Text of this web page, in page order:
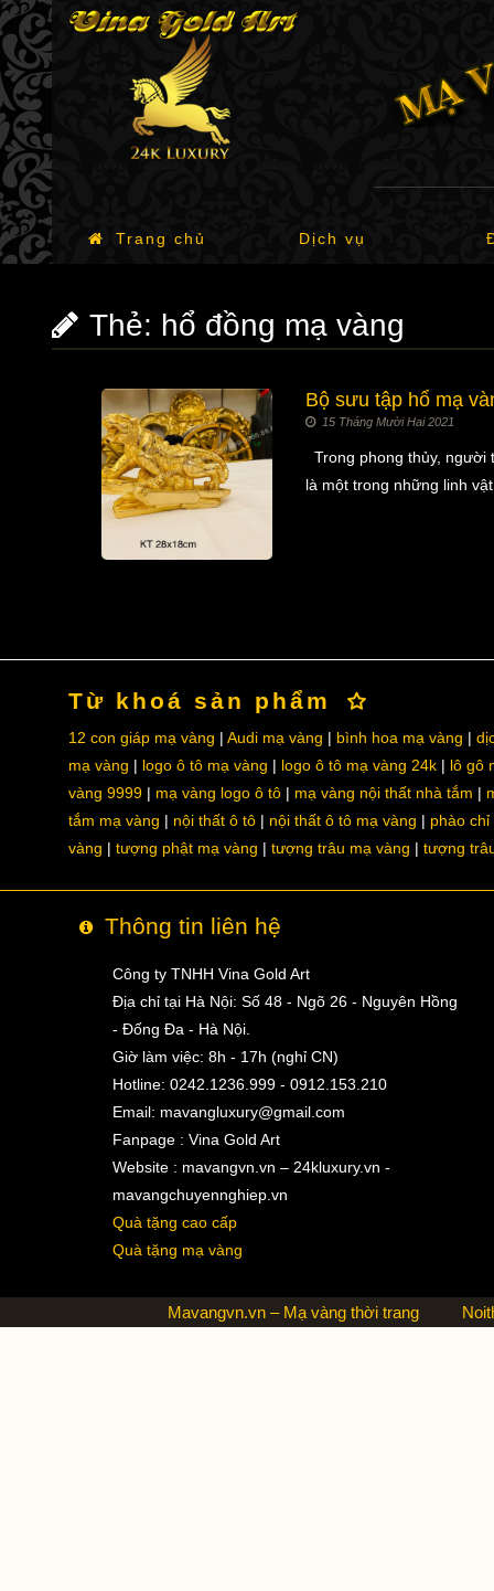
Trang chủ Dịch vụ
Thẻ: hổ đồng mạ vàng
Bộ sưu tập hổ mạ
15 Tháng Mười Hai 2021
Trong phong thủy, người
là một trong những linh
Từ khoá sản phẩm
12 con giáp mạ vàng Audi mạ vàng bình hoa mạ vàng
mạ vàng
logo ô tô mạ vàng logo ô tô mạ vàng 24k
lô gô
vàng 9999
mạ vàng logo ô tô mạ vàng nội thất nhà tắm
tắm mạ vàng
nội thất ô tô nội thất ô tô mạ vàng
phào chỉ
vàng
tượng phật mạ vàng tượng trâu mạ vàng tượng
Thông tin liên hệ
Công ty TNHH Vina Gold Art
Địa chỉ tại Hà Nội: Số 48 - Ngõ 26 - Nguyên Hồng
- Đống Đa - Hà Nội.
Giờ làm việc: 8h - 17h (nghỉ CN)
Hotline: 0242.1236.999 - 0912.153.210
Email: mavangluxury@gmail.com
Fanpage : Vina Gold Art
Website : mavangvn.vn – 24kluxury.vn -
mavangchuyennghiep.vn
Quà tặng cao cấp
Quà tặng mạ vàng
Mavangvn.vn – Mạ vàng thời trang